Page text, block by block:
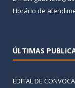
Horário de
ÚLTIMAS
EDITAL DE